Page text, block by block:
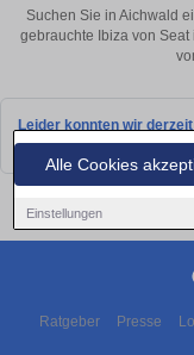
Alle Cookies
Einstellungen
Suchen Sie in Aichwald
gebrauchte Ibiza von
Leider konnten wir
bald wieder vorbei!
Ratgeber Presse